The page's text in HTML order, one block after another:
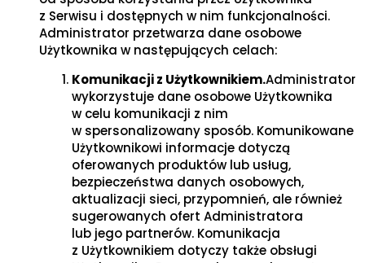
z Serwisu i dostępnych w nim funkcjonalności.
Administrator przetwarza dane osobowe
Użytkownika w następujących celach:
Komunikacji z Użytkownikiem.Administrator
wykorzystuje dane osobowe Użytkownika
w celu komunikacji z nim
w spersonalizowany sposób. Komunikowane
Użytkownikowi informacje dotyczą
oferowanych produktów lub usług,
bezpieczeństwa danych osobowych,
aktualizacji sieci, przypomnień, ale również
sugerowanych ofert Administratora
lub jego partnerów. Komunikacja
z Użytkownikiem dotyczy także obsługi